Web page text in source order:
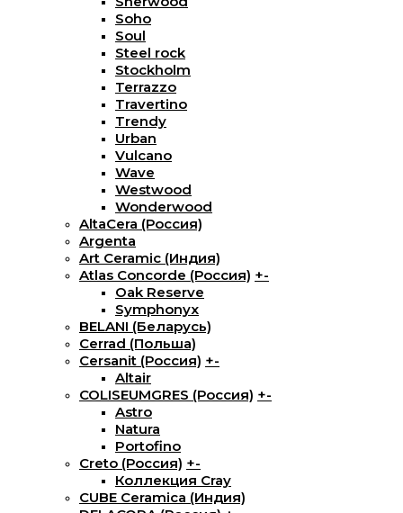
Soho
Soul
Steel rock
Stockholm
Terrazzo
Travertino
Trendy
Urban
Vulcano
Wave
Westwood
Wonderwood
AltaCera (Россия)
Argenta
Art Ceramic (Индия)
Atlas Concorde (Россия) +-
Oak Reserve
Symphonyx
BELANI (Беларусь)
Cerrad (Польша)
Cersanit (Россия) +-
Altair
COLISEUMGRES (Россия) +-
Astro
Natura
Portofino
Creto (Россия) +-
Коллекция Cray
CUBE Ceramica (Индия)